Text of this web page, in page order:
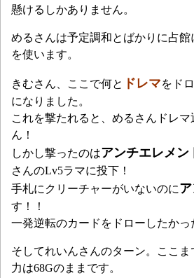
懸けるしかありません。
めるさんは予定調和とばかりに占
を使います。
きむさん、ここで何と ドレマをド
になりました。
これを撃たれると、めるさんドレ
ん！
しかし撃ったのはアンチエレメン
さんのLv5ラマに投下！
手札にクリーチャーがいないのに
す！！
一発逆転のカードをドローしたかっ
そしてれいんさんのターン。ここ
力は68Gのままです。